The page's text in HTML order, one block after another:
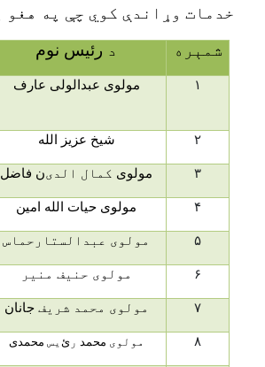
خدمات وړاندې کوي چې په هغو
شمېره د رئیس نوم
۱ مولوی عبدالولی عارف
۲ شیخ عزیز الله
۳ مولوی کمال الدین فاضل
۴ مولوی حیات الله امین
۵ مولوی عبدالستارحماس
۶ مولوی حنیف منیر
۷ مولوی محمد شریف جانان
۸ مولوی محمد رئ یس محمدی